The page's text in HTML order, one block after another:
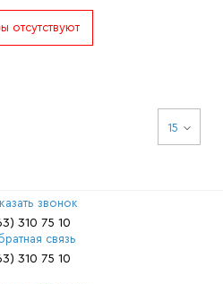
отсутствуют
15
звонок
310 75 10
связь
310 75 10